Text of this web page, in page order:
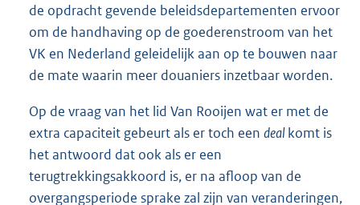
de opdracht gevende beleidsdepartementen ervoor
om de handhaving op de goederenstroom van het
VK en Nederland geleidelijk aan op te bouwen naar
de mate waarin meer douaniers inzetbaar worden.
Op de vraag van het lid Van Rooijen wat er met de
extra capaciteit gebeurt als er toch een dealkomt is
het antwoord dat ook als er een
terugtrekkingsakkoord is, er na afloop van de
overgangsperiode sprake zal zijn van veranderingen,